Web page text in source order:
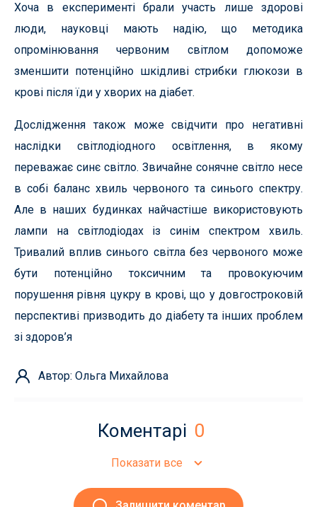
Хоча в експерименті брали участь лише здорові
люди, науковці мають надію, що методика
опромінювання червоним світлом допоможе
зменшити потенційно шкідливі стрибки глюкози в
крові після їди у хворих на діабет.
Дослідження також може свідчити про негативні
наслідки світлодіодного освітлення, в якому
переважає синє світло. Звичайне сонячне світло несе
в собі баланс хвиль червоного та синього спектру.
Але в наших будинках найчастіше використовують
лампи на світлодіодах із синім спектром хвиль.
Тривалий вплив синього світла без червоного може
бути потенційно токсичним та провокуючим
порушення рівня цукру в крові, що у довгостроковій
перспективі призводить до діабету та інших проблем
зі здоров’я
Автор: Ольга Михайлова
Коментарі 0
Показати все